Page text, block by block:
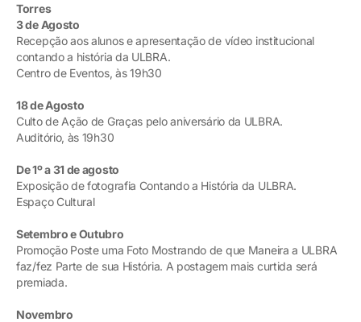
Torres
3 de Agosto
Recepção aos alunos e apresentação de vídeo institucional
contando a história da ULBRA.
Centro de Eventos, às 19h30
18 de Agosto
Culto de Ação de Graças pelo aniversário da ULBRA.
Auditório, às 19h30
De 1º a 31 de agosto
Exposição de fotografia Contando a História da ULBRA.
Espaço Cultural
Setembro e Outubro
Promoção Poste uma Foto Mostrando de que Maneira a ULBRA
faz/fez Parte de sua História. A postagem mais curtida será
premiada.
Novembro